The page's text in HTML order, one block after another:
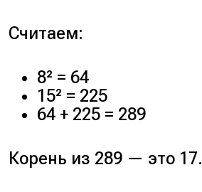
Считаем:
8² = 64
15² = 225
64 + 225 = 289
Корень из 289 — это 17.